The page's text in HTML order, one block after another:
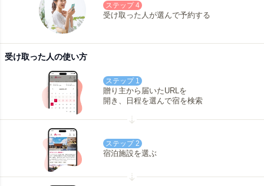
ステップ 4
受け取った人が選んで予約する
受け取った人の使い方
ステップ 1
贈り主から届いたURLを
開き、日程を選んで宿を検索
ステップ 2
宿泊施設を選ぶ